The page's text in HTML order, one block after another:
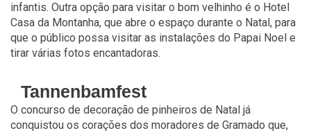
infantis. Outra opção para visitar o bom velhinho é o Hotel
Casa da Montanha, que abre o espaço durante o Natal, para
que o público possa visitar as instalações do Papai Noel e
tirar várias fotos encantadoras.
Tannenbamfest
O concurso de decoração de pinheiros de Natal já
conquistou os corações dos moradores de Gramado que,